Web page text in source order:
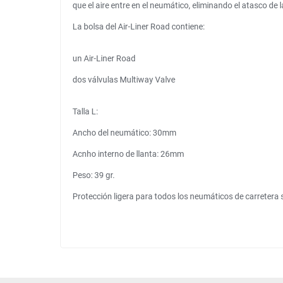
que el aire entre en el neumático, eliminando el atasco
La bolsa del Air-Liner Road contiene:
un Air-Liner Road
dos válvulas Multiway Valve
Talla L:
Ancho del neumático: 30mm
Acnho interno de llanta: 26mm
Peso: 39 gr.
Protección ligera para todos los neumáticos de carretera